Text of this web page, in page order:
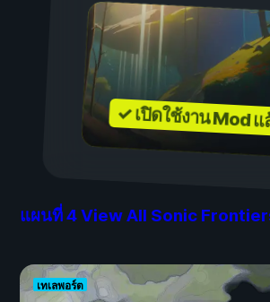
✓ เปิดใช้งาน Mod แ
แผนที่4View All Sonic
เทเลพอร์ต